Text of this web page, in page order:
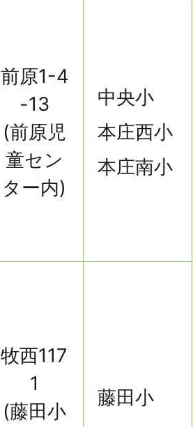
前原1-4
-13
(前原児
童セン
ター内)
中央小
本庄西小
本庄南小
牧西117
1
(藤田小
藤田小